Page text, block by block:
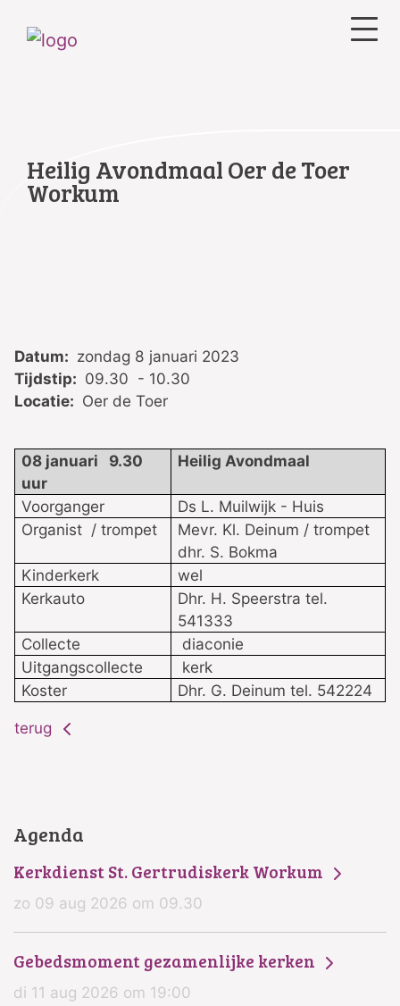
Heilig Avondmaal Oer de Toer
Workum
Datum: zondag 8 januari 2023
Tijdstip: 09.30 - 10.30
Locatie: Oer de Toer
08 januari 9.30
uur
Heilig Avondmaal
Voorganger
Ds L. Muilwijk - Huis
Organist / trompet
Mevr. Kl. Deinum / trompet
dhr. S. Bokma
Kinderkerk
wel
Kerkauto
Dhr. H. Speerstra tel.
541333
Collecte
diaconie
Uitgangscollecte
kerk
Koster
Dhr. G. Deinum tel. 542224
terug
Agenda
Kerkdienst St. Gertrudiskerk Workum
zo 09 aug 2026 om 09.30
Gebedsmoment gezamenlijke kerken
di 11 aug 2026 om 19:00